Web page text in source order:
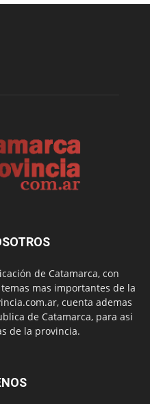
de Catamarca, con
mas importantes de la
cuenta ademas
de Catamarca, para asi
de la provincia.